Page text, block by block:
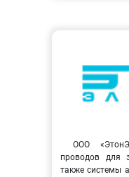
ООО
проводов для
также системы